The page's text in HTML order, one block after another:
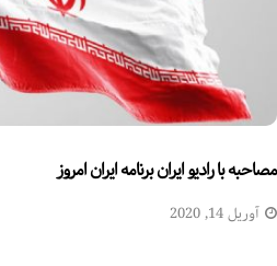
مصاحبه با رادیو ایران برنامه ایران امروز
آوریل 14, 2020